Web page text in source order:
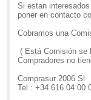
Si estan
poner en contacto
Cobramos una
( Está Comisión se
Compradores no
Comprasur 2006 Sl
Tel : +34 616 04 00